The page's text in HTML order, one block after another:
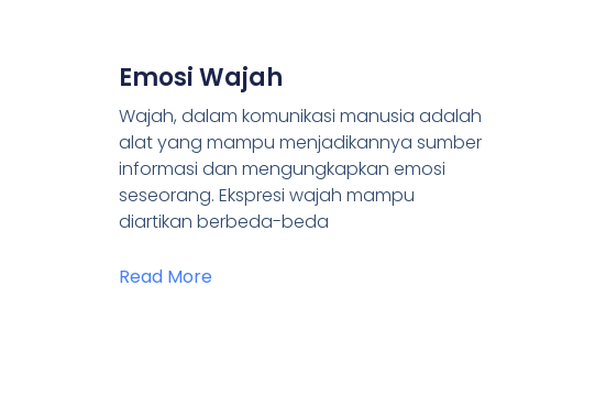
Emosi Wajah
Wajah, dalam komunikasi manusia adalah
alat yang mampu menjadikannya sumber
informasi dan mengungkapkan emosi
seseorang. Ekspresi wajah mampu
diartikan berbeda-beda
Read More